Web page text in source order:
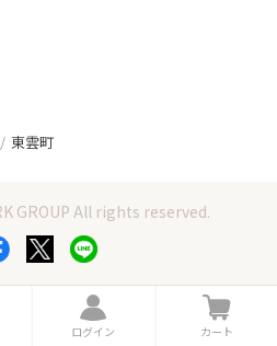
東雲町
GROUP All rights reserved.
ロ
グ
ログイン
カ
ー
カート